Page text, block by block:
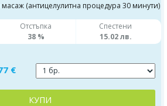
(антицелулитна процедура 30 минути)
Отстъпка
38 %
Спестени
15.02 лв.
€
КУПИ